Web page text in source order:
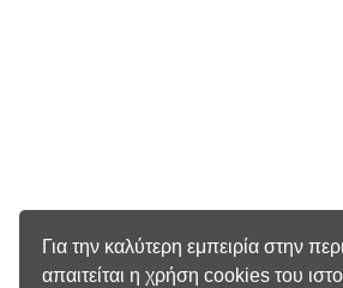
Για την καλύτερη εμπειρία στην
απαιτείται η χρήση cookies του